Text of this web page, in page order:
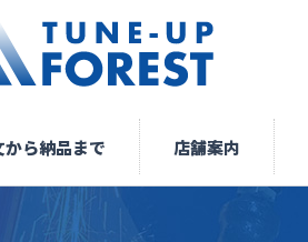
から納品まで 店舗案内